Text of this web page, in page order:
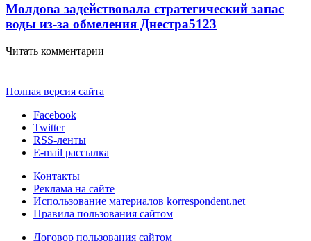
Молдова задействовала стратегический запас
воды из-за обмеления Днестра5123
Читать комментарии
Полная версия сайта
Facebook
Twitter
RSS-ленты
E-mail рассылка
Контакты
Реклама на сайте
Использование материалов korrespondent.net
Правила пользования сайтом
Договор пользования сайтом